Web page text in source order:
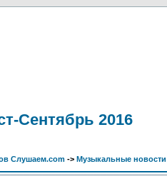
Сентябрь 2016
Слушаем.com -> Музыкальные новости